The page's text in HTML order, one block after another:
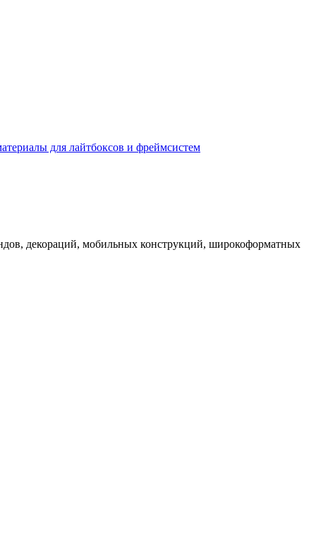
для лайтбоксов и фреймсистем
декораций, мобильных конструкций, широкоформатных